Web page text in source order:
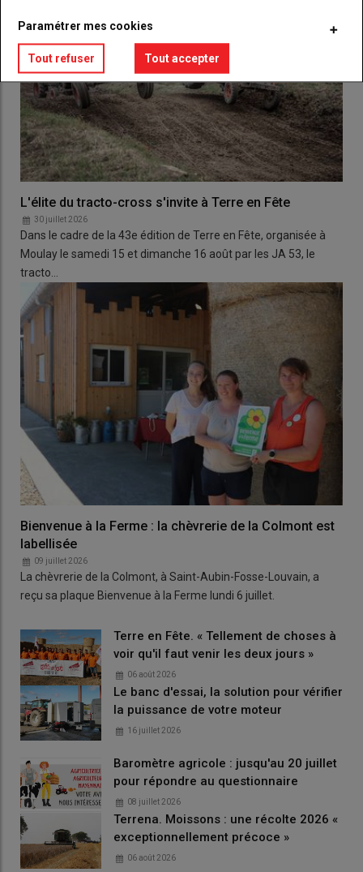
L'élite du tracto-cross s'invite à Terre en Fête
30 juillet 2026
Dans le cadre de la 43e édition de Terre en Fête, organisée à
Moulay le samedi 15 et dimanche 16 août par les JA 53, le
tracto…
Bienvenue à la Ferme : la chèvrerie de la Colmont est
labellisée
09 juillet 2026
La chèvrerie de la Colmont, à Saint-Aubin-Fosse-Louvain, a
reçu sa plaque Bienvenue à la Ferme lundi 6 juillet.
Terre en Fête. « Tellement de choses à
voir qu'il faut venir les deux jours »
06 août 2026
Le banc d'essai, la solution pour vérifier
la puissance de votre moteur
16 juillet 2026
Baromètre agricole : jusqu'au 20 juillet
pour répondre au questionnaire
08 juillet 2026
Terrena. Moissons : une récolte 2026 «
exceptionnellement précoce »
06 août 2026
Paramétrer mes cookies
Tout refuser Tout accepter